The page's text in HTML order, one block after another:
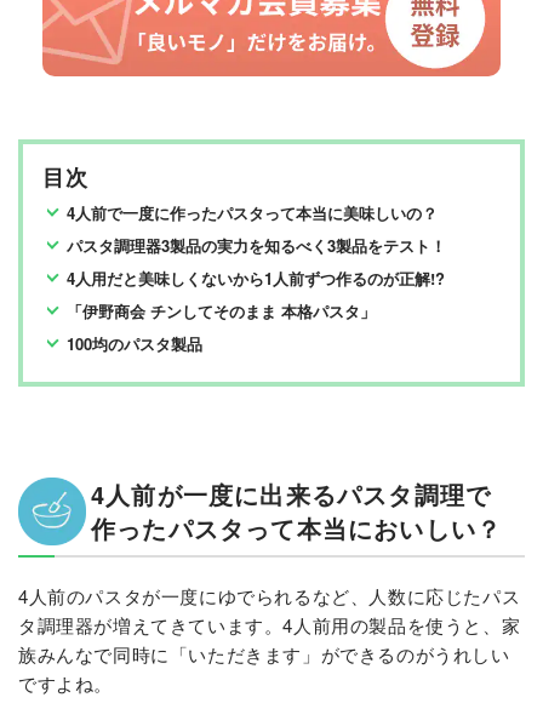
目次
4人前で一度に作ったパスタって本当に美味しいの？
パスタ調理器3製品の実力を知るべく3製品をテスト！
4人用だと美味しくないから1人前ずつ作るのが正解!?
「伊野商会 チンしてそのまま 本格パスタ」
100均のパスタ製品
4人前が一度に出来るパスタ調理で
作ったパスタって本当においしい？
4人前のパスタが一度にゆでられるなど、人数に応じたパス
タ調理器が増えてきています。4人前用の製品を使うと、家
族みんなで同時に「いただきます」ができるのがうれしい
ですよね。